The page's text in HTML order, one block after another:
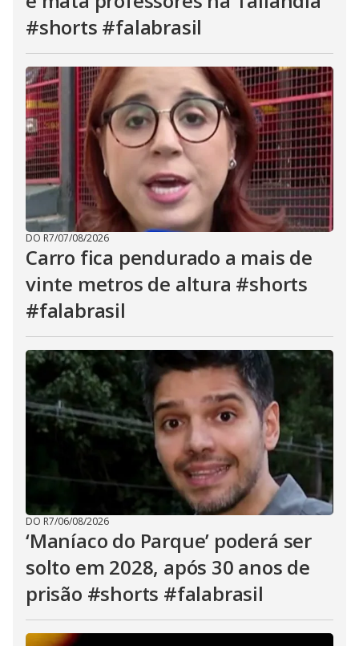
#shorts #falabrasil
DO R7/07/08/2026
Carro fica pendurado a mais de
vinte metros de altura #shorts
#falabrasil
DO R7/06/08/2026
‘Maníaco do Parque’ poderá ser
solto em 2028, após 30 anos de
prisão #shorts #falabrasil